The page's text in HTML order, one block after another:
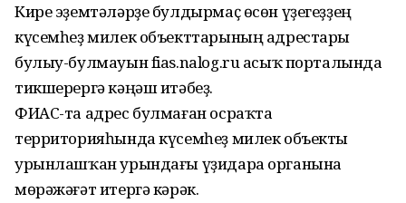
Кире эҙемтәләрҙе булдырмаҫ өсөн үҙегеҙҙең
күсемһеҙ милек объекттарының адрестары
булыу-булмауын fias.nalog.ru асыҡ порталында
тикшерергә кәңәш итәбеҙ.
ФИАС-та адрес булмаған осраҡта
территорияһында күсемһеҙ милек объекты
урынлашҡан урындағы үҙидара органына
мөрәжәғәт итергә кәрәк.